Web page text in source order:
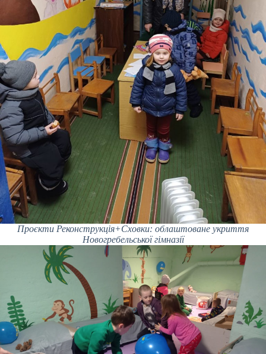
Проєкти Реконструкція+Сховки: облаштоване укриття
Новогребельської гімназії